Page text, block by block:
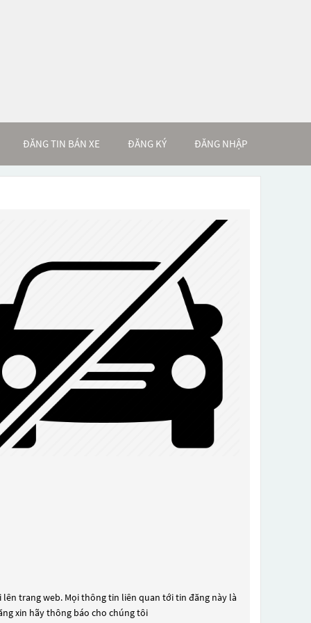
ĐĂNG TIN BÁN XE ĐĂNG KÝ ĐĂNG NHẬP
trang web. Mọi thông tin liên quan tới tin đăng này là
xin hãy thông báo cho chúng tôi